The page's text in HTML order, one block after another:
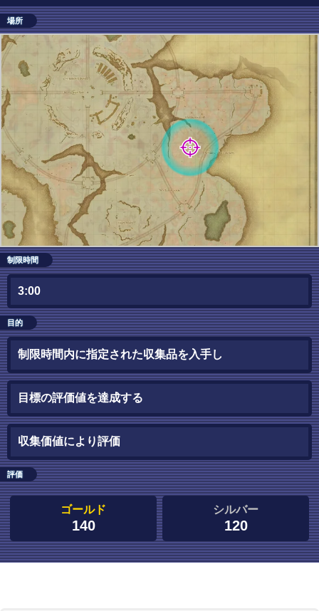
場所
制限時間
3:00
目的
制限時間内に指定された収集品を入手し
目標の評価値を達成する
収集価値により評価
評価
ゴールド
140
シルバー
120